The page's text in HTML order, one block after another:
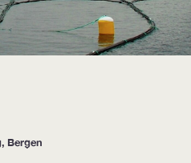
Bergen